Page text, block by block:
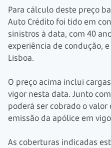
Para cálculo deste preço
Auto Crédito foi tido em
sinistros à data, com 40
experiência de condução,
Lisboa.
O preço acima inclui
vigor nesta data. Junto
poderá ser cobrado o
emissão da apólice em
As coberturas indicadas